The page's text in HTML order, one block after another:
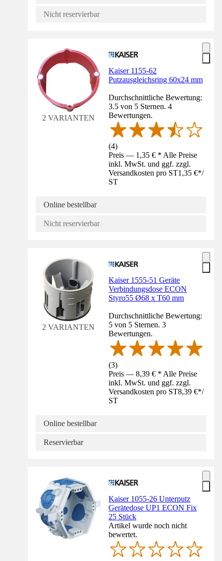
Nicht reservierbar
2 VARIANTEN
Kaiser 1155-62
Putzausgleichsring 60x24 mm
Durchschnittliche Bewertung:
3.5 von 5 Sternen. 4
Bewertungen.
(4)
Preis — 1,35 € * Alle Preise
inkl. MwSt. und ggf. zzgl.
Versandkosten pro ST1,35 €*/
ST
Online bestellbar
Nicht reservierbar
2 VARIANTEN
Kaiser 1555-51 Geräte
Verbindungsdose ECON
Styro55 Ø68 x T60 mm
Durchschnittliche Bewertung:
5 von 5 Sternen. 3
Bewertungen.
(3)
Preis — 8,39 € * Alle Preise
inkl. MwSt. und ggf. zzgl.
Versandkosten pro ST8,39 €*/
ST
Online bestellbar
Reservierbar
Kaiser 1055-26 Unterputz
Gerätedose UP1 ECON Fix
25 Stück
Artikel wurde noch nicht
bewertet.